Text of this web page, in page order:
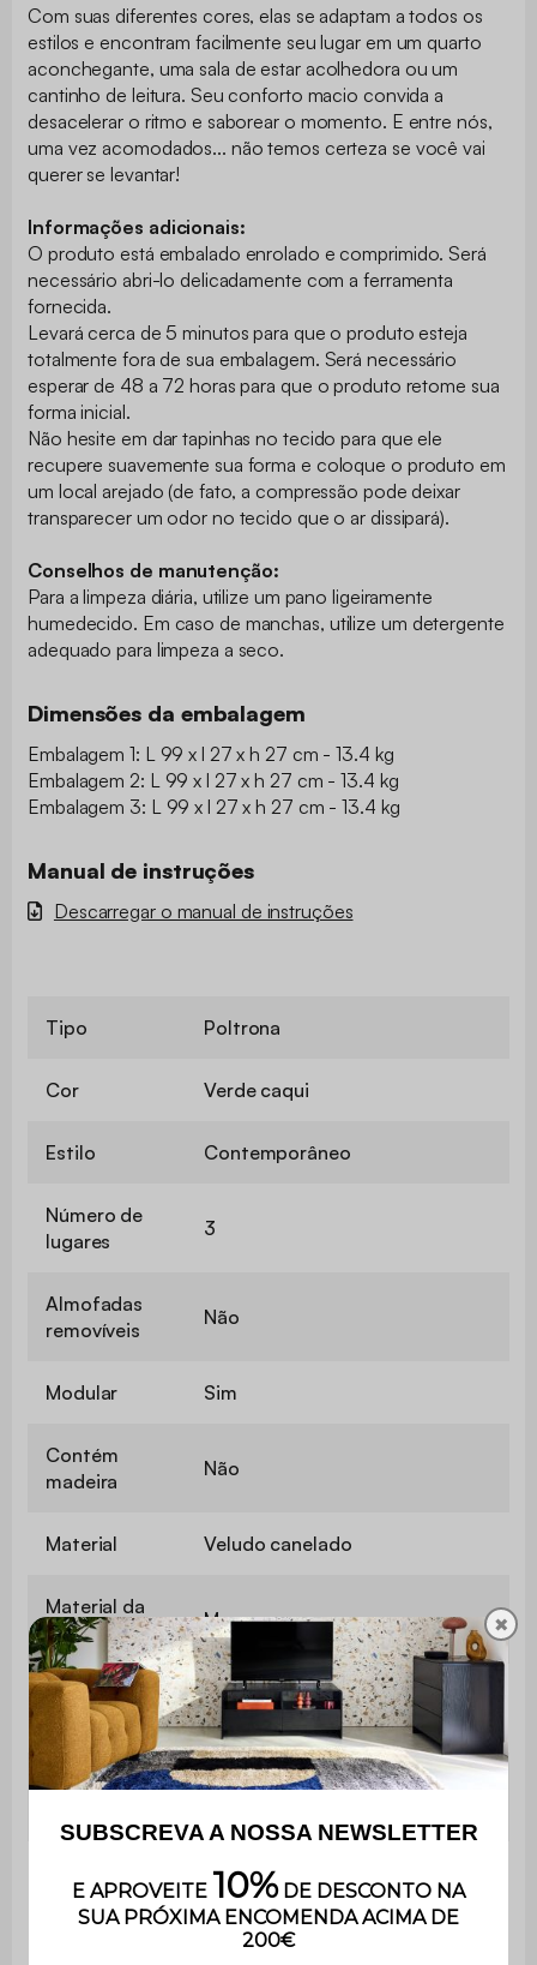
Com suas diferentes cores, elas se adaptam a todos os
estilos e encontram facilmente seu lugar em um quarto
aconchegante, uma sala de estar acolhedora ou um
cantinho de leitura. Seu conforto macio convida a
desacelerar o ritmo e saborear o momento. E entre nós,
uma vez acomodados... não temos certeza se você vai
querer se levantar!
Informações adicionais:
O produto está embalado enrolado e comprimido. Será
necessário abri-lo delicadamente com a ferramenta
fornecida.
Levará cerca de 5 minutos para que o produto esteja
totalmente fora de sua embalagem. Será necessário
esperar de 48 a 72 horas para que o produto retome sua
forma inicial.
Não hesite em dar tapinhas no tecido para que ele
recupere suavemente sua forma e coloque o produto em
um local arejado (de fato, a compressão pode deixar
transparecer um odor no tecido que o ar dissipará).
Conselhos de manutenção:
Para a limpeza diária, utilize um pano ligeiramente
humedecido. Em caso de manchas, utilize um detergente
adequado para limpeza a seco.
Dimensões da embalagem
Embalagem 1: L 99 x l 27 x h 27 cm - 13.4 kg
Embalagem 2: L 99 x l 27 x h 27 cm - 13.4 kg
Embalagem 3: L 99 x l 27 x h 27 cm - 13.4 kg
Manual de instruções
Descarregar o manual de instruções
Tipo Poltrona
Cor Verde caqui
Estilo Contemporâneo
Número de
lugares
3
Almofadas
removíveis
Não
Modular Sim
Contém
madeira
Não
Material Veludo canelado
Material da
estrutura
Mousse
Material de
almofada
Veludo canelado grosso
Densidade do
330 g/m²
Revestimento
Espuma reciclada (densidade:
50kg/m3) + espuma de
poliuretano (densidade:
18kg/m3)
✖